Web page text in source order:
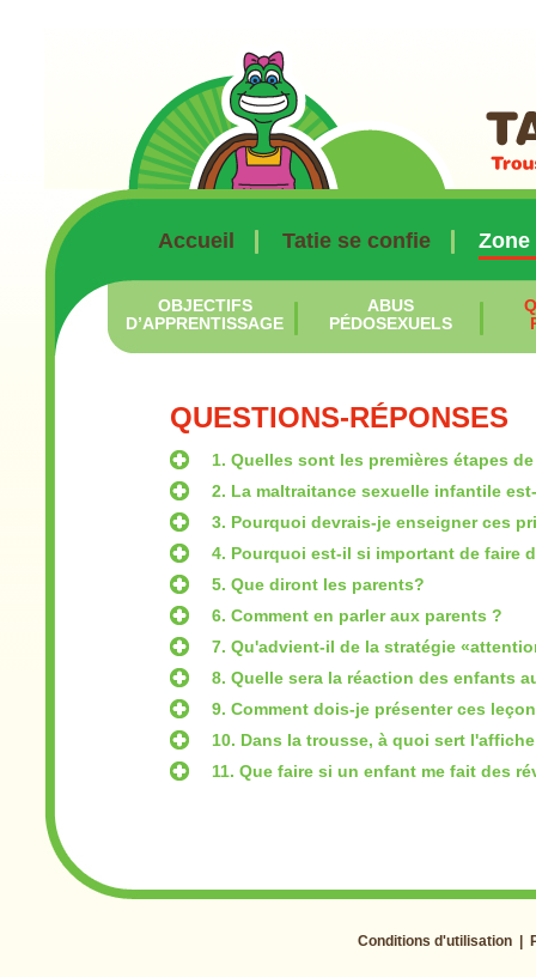
Accueil Tatie se confie Zone
OBJECTIFS
D’APPRENTISSAGE
ABUS
PÉDOSEXUELS
QUESTIONS-RÉPONSES
1. Quelles sont les premières étapes
2. La maltraitance sexuelle infantile
3. Pourquoi devrais-je enseigner ces
4. Pourquoi est-il si important de faire
5. Que diront les parents?
6. Comment en parler aux parents ?
7. Qu'advient-il de la stratégie
8. Quelle sera la réaction des enfants
9. Comment dois-je présenter ces
10. Dans la trousse, à quoi sert
11. Que faire si un enfant me fait des
Conditions d'utilisation